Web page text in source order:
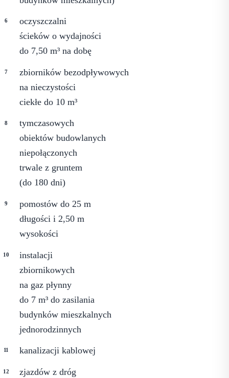
oczyszczalni
ścieków o wydajności
do 7,50 m³ na dobę
zbiorników bezodpływowych
na nieczystości
ciekłe do 10 m³
tymczasowych
obiektów budowlanych
niepołączonych
trwale z gruntem
(do 180 dni)
pomostów do 25 m
długości i 2,50 m
wysokości
instalacji
zbiornikowych
na gaz płynny
do 7 m³ do zasilania
budynków mieszkalnych
jednorodzinnych
kanalizacji kablowej
zjazdów z dróg